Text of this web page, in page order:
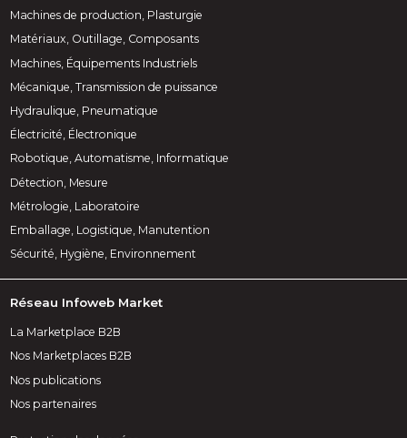
Machines de production, Plasturgie
Matériaux, Outillage, Composants
Machines, Équipements Industriels
Mécanique, Transmission de puissance
Hydraulique, Pneumatique
Électricité, Électronique
Robotique, Automatisme, Informatique
Détection, Mesure
Métrologie, Laboratoire
Emballage, Logistique, Manutention
Sécurité, Hygiène, Environnement
Réseau Infoweb Market
La Marketplace B2B
Nos Marketplaces B2B
Nos publications
Nos partenaires